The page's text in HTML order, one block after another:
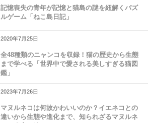
記憶喪失の青年が記憶と猫島の謎を紐解くパズ
ルゲーム「ねこ島日記」
2020年7月25日
全48種類のニャンコを収録！猫の歴史から生態
まで学べる「世界中で愛される美しすぎる猫図
鑑」
2023年7月26日
マヌルネコは何故かわいいのか？イエネコとの
違いから生態や進化まで、知られざるマヌルネ